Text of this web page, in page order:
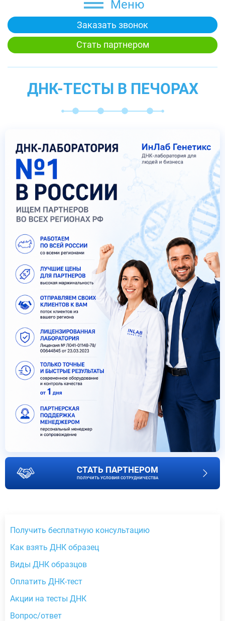
Меню
Заказать звонок
Стать партнером
ДНК-ТЕСТЫ В ПЕЧОРАХ
СТАТЬ ПАРТНЕРОМ
ПОЛУЧИТЬ УСЛОВИЯ СОТРУДНИЧЕСТВА
Получить бесплатную консультацию
Как взять ДНК образец
Виды ДНК образцов
Оплатить ДНК-тест
Акции на тесты ДНК
Вопрос/ответ